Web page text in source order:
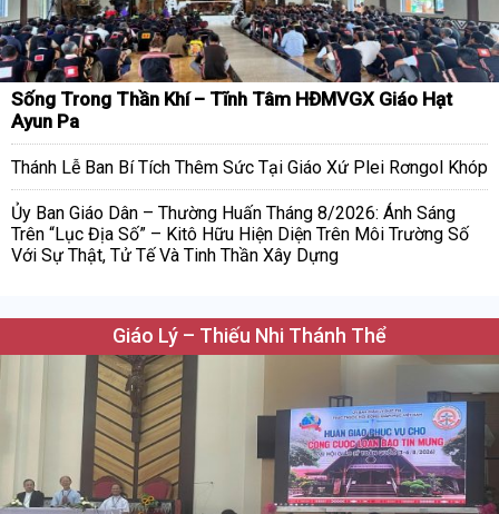
Sống Trong Thần Khí – Tĩnh Tâm HĐMVGX Giáo Hạt
Ayun Pa
Thánh Lễ Ban Bí Tích Thêm Sức Tại Giáo Xứ Plei Rơngol Khóp
Ủy Ban Giáo Dân – Thường Huấn Tháng 8/2026: Ánh Sáng
Trên “Lục Địa Số” – Kitô Hữu Hiện Diện Trên Môi Trường Số
Với Sự Thật, Tử Tế Và Tinh Thần Xây Dựng
Giáo Lý – Thiếu Nhi Thánh Thể